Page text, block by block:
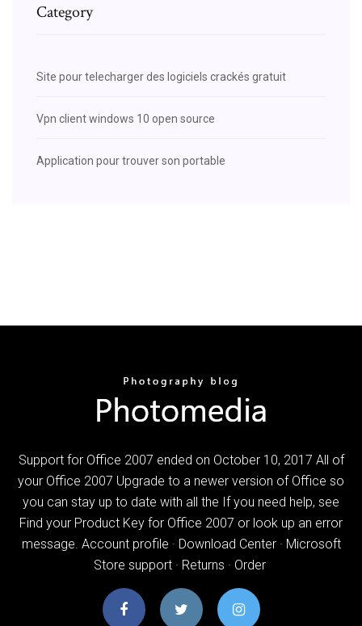
Category
Site pour telecharger des logiciels crackés gratuit
Vpn client windows 10 open source
Application pour trouver son portable
Support for Office 2007 ended on October 10, 2017 All of
your Office 2007 Upgrade to a newer version of Office so
you can stay up to date with all the If you need help, see
Find your Product Key for Office 2007 or look up an error
message. Account profile · Download Center · Microsoft
Store support · Returns · Order